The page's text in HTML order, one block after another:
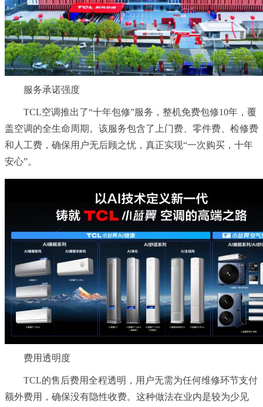
服务承诺强度
TCL空调推出了“十年包修”服务，整机免费包修10年，覆
盖空调的全生命周期。该服务包含了上门费、零件费、检修费
和人工费，确保用户无后顾之忧，真正实现“一次购买，十年
安心”。
费用透明度
TCL的售后费用全程透明，用户无需为任何维修环节支付
额外费用，确保没有隐性收费。这种做法在业内是较为少见